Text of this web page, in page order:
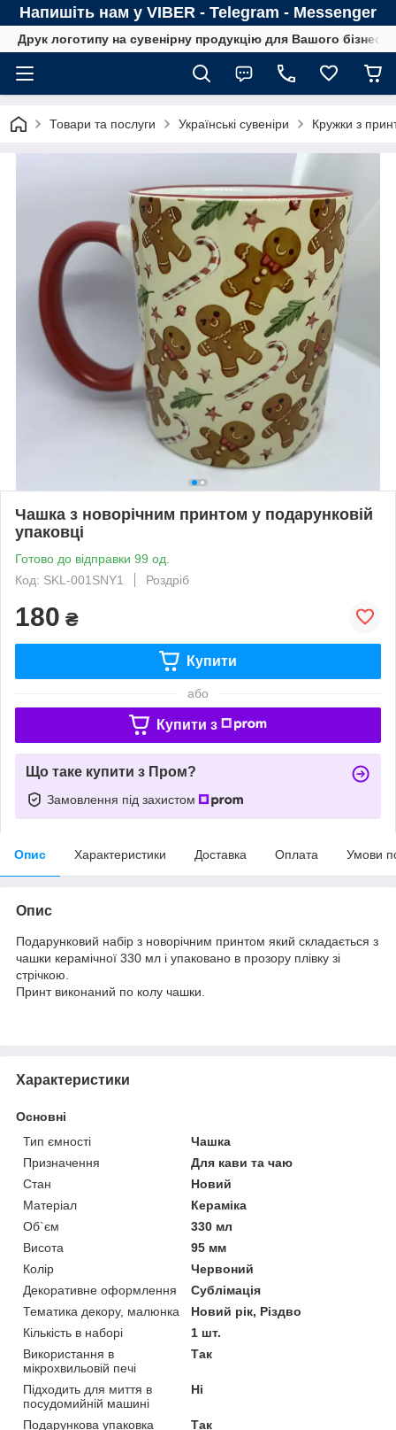
Напишіть нам у VIBER - Telegram - Messenger
Друк логотипу на сувенірну продукцію для Вашого бізнесу
Товари та послуги Українські сувеніри Кружки з
Чашка з новорічним принтом у подарунковій
упаковці
Готово до відправки 99 од.
Код: SKL-001SNY1
Роздріб
180 ₴
Купити
або
Купити з
Що таке купити з Пром?
Замовлення під захистом
Опис Характеристики Доставка Оплата Умови
Опис
Подарунковий набір з новорічним принтом який складається з
чашки керамічної 330 мл і упаковано в прозору плівку зі
стрічкою.
Принт виконаний по колу чашки.
Характеристики
Основні
Тип ємності
Чашка
Призначення
Для кави та чаю
Стан
Новий
Матеріал
Кераміка
Об`єм
330 мл
Висота
95 мм
Колір
Червоний
Декоративне оформлення
Сублімація
Тематика декору, малюнка
Новий рік, Різдво
Кількість в наборі
1 шт.
Використання в
мікрохвильовій печі
Так
Підходить для миття в
посудомийній машині
Ні
Подарункова упаковка
Так